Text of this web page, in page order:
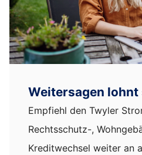
Weitersagen lohnt
Empfiehl den Twyler
Rechtsschutz-,
Kreditwechsel weiter an